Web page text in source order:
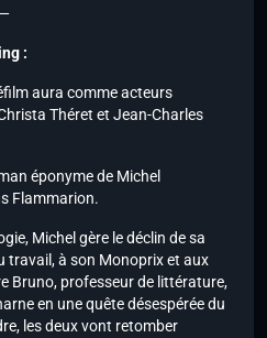
:
aura comme acteurs
Théret et Jean-Charles
éponyme de Michel
Flammarion.
Michel gère le déclin de sa
travail, à son Monoprix et aux
Bruno, professeur de littérature,
en une quête désespérée du
les deux vont retomber